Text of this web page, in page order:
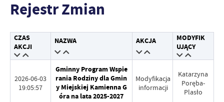
Rejestr Zmian
CZAS
AKCJI
NAZWA AKCJA
MODYFIK
UJĄCY
2026-06-03
19:05:57
Gminny Program Wspie
rania Rodziny dla Gmin
y Miejskiej Kamienna G
óra na lata 2025-2027
Modyfikacja
informacji
Katarzyna
Poręba-
Plasło